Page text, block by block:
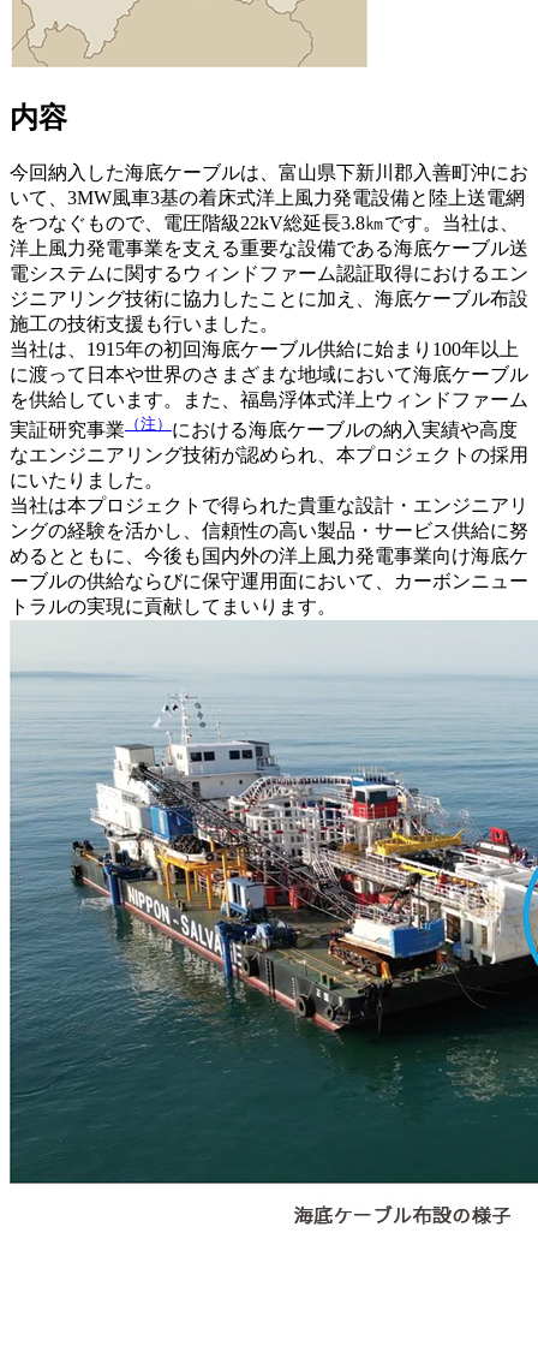
内容
今回納入した海底ケーブルは、富山県下新川郡入善町沖にお
いて、3MW風車3基の着床式洋上風力発電設備と陸上送電網
をつなぐもので、電圧階級22kV総延長3.8㎞です。当社は、
洋上風力発電事業を支える重要な設備である海底ケーブル送
電システムに関するウィンドファーム認証取得におけるエン
ジニアリング技術に協力したことに加え、海底ケーブル布設
施工の技術支援も行いました。
当社は、1915年の初回海底ケーブル供給に始まり100年以上
に渡って日本や世界のさまざまな地域において海底ケーブル
を供給しています。また、福島浮体式洋上ウィンドファーム
実証研究事業 （注） における海底ケーブルの納入実績や高度
なエンジニアリング技術が認められ、本プロジェクトの採用
にいたりました。
当社は本プロジェクトで得られた貴重な設計・エンジニアリ
ングの経験を活かし、信頼性の高い製品・サービス供給に努
めるとともに、今後も国内外の洋上風力発電事業向け海底ケ
ーブルの供給ならびに保守運用面において、カーボンニュー
トラルの実現に貢献してまいります。